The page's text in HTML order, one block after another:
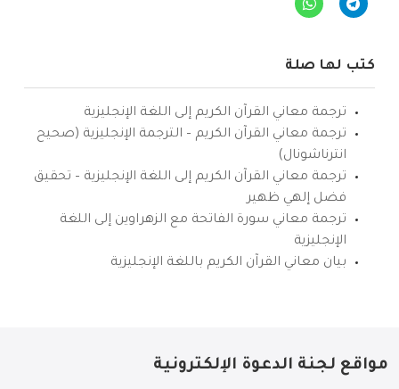
كتب لها صلة
ترجمة معاني القرآن الكريم إلى اللغة الإنجليزية
ترجمة معاني القرآن الكريم – الترجمة الإنجليزية (صحيح
انترناشونال)
ترجمة معاني القرآن الكريم إلى اللغة الإنجليزية – تحقيق
فضل إلهي ظهير
ترجمة معاني سورة الفاتحة مع الزهراوين إلى اللغة
الإنجليزية
بيان معاني القرآن الكريم باللغة الإنجليزية
مواقع لجنة الدعوة الإلكترونية